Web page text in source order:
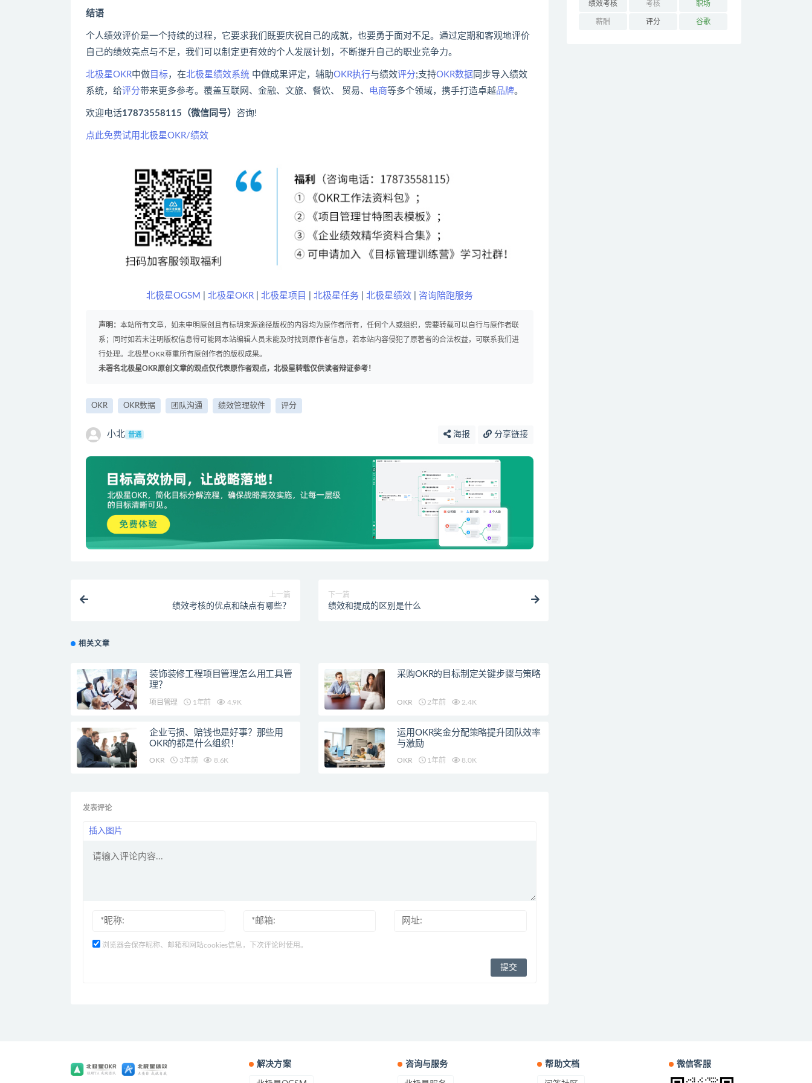
结语
个人绩效评价是一个持续的过程，它要求我们既要庆祝自己的成就，也要勇于面对不足。通过定期和客观地评价
自己的绩效亮点与不足，我们可以制定更有效的个人发展计划，不断提升自己的职业竞争力。
北极星OKR中做 目标，在北极星绩效系统 中做成果评定，辅助OKR执行与绩效评分;支持OKR数据 同步导入绩效
系统，给评分带来更多参考。覆盖互联网、金融、文旅、餐饮、 贸易、 电商等多个领域，携手打造卓越品牌。
欢迎电话17873558115（微信同号） 咨询!
点此免费试用北极星OKR/绩效
北极星OGSM 北极星OKR| 北极星项目 北极星任务 北极星绩效| 咨询陪跑服务
声明： 本站所有文章，如未申明原创且有标明来源途径版权的内容均为原作者所有，任何个人或组织，需要转载可以自行与原作者联
系；同时如若未注明版权信息得可能网本站编辑人员未能及时找到原作者信息，若本站内容侵犯了原著者的合法权益，可联系我们进
行处理。北极星OKR尊重所有原创作者的版权成果。
未署名北极星OKR原创文章的观点仅代表原作者观点，北极星转载仅供读者辩证参考！
OKR OKR数据 团队沟通 绩效管理软件 评分
小北 普通 海报 分享链接
上一篇
绩效考核的优点和缺点有哪些？
下一篇
绩效和提成的区别是什么
相关文章
装饰装修工程项目管理怎么用工具管
理？
项目管理 1年前 4.9K
采购OKR的目标制定关键步骤与策略
OKR 2年前 2.4K
企业亏损、赔钱也是好事？那些用
OKR的都是什么组织！
OKR 3年前 8.6K
运用OKR奖金分配策略提升团队效率
与激励
OKR 1年前 8.0K
发表评论
插入图片
浏览器会保存昵称、邮箱和网站cookies信息，下次评论时使用。
绩效考核 考核 职场
薪酬 评分 谷歌
解决方案 咨询与服务 帮助文档 微信客服